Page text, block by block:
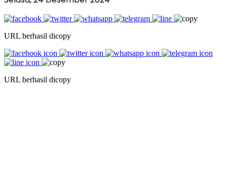
URL berhasil dicopy
URL berhasil dicopy